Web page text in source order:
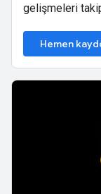
gelişmeleri
Hemen